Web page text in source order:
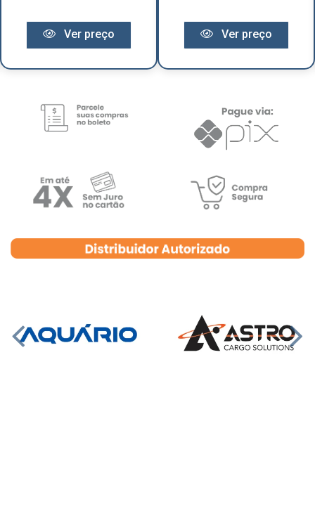
Ver preço Ver preço